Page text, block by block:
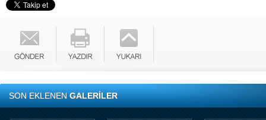
SON EKLENENGALERİLER